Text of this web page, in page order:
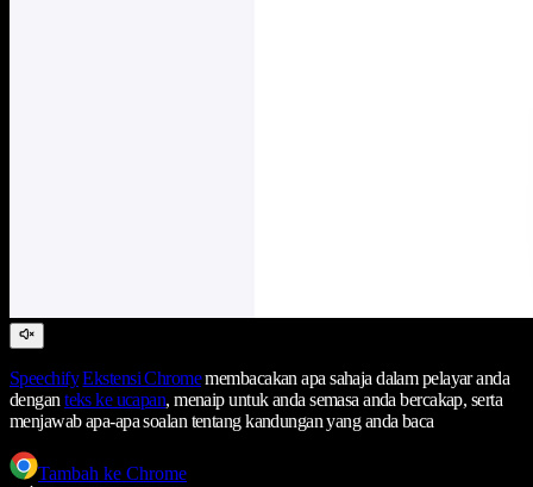
Speechify Ekstensi Chromemembacakan apa sahaja dalam pelayar anda
denganteks ke ucapan, menaip untuk anda semasa anda bercakap, serta
menjawab apa-apa soalan tentang kandungan yang anda baca
Tambah ke Chrome